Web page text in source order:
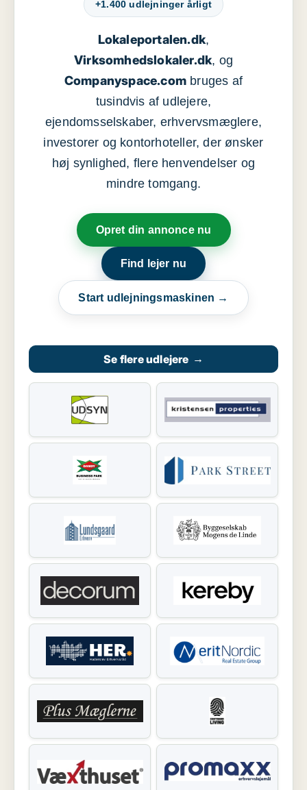
+1.400 udlejninger årligt
Lokaleportalen.dk,
Virksomhedslokaler.dk, og
Companyspace.com bruges af
tusindvis af udlejere,
ejendomsselskaber, erhvervsmæglere,
investorer og kontorhoteller, der ønsker
høj synlighed, flere henvendelser og
mindre tomgang.
Opret din annonce nu
Find lejer nu
Start udlejningsmaskinen →
Se flere udlejere →